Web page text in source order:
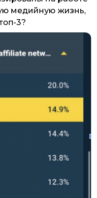
медийную жизнь,
3?